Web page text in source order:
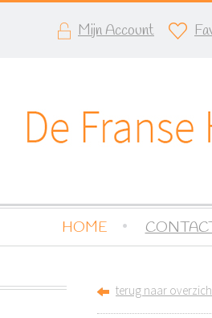
Mijn Account
HOME
terug naar